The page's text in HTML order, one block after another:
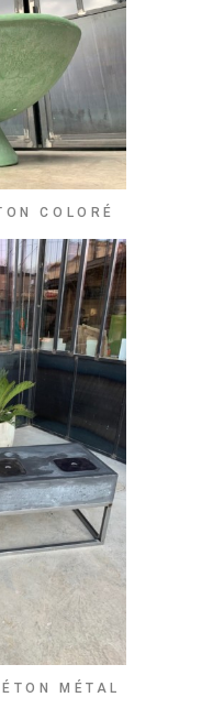
COLORÉ
MÉTAL